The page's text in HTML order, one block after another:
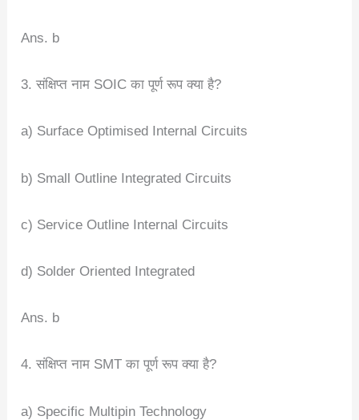
Ans. b
3. संक्षिप्त नाम SOIC का पूर्ण रूप क्या है?
a) Surface Optimised Internal Circuits
b) Small Outline Integrated Circuits
c) Service Outline Internal Circuits
d) Solder Oriented Integrated
Ans. b
4. संक्षिप्त नाम SMT का पूर्ण रूप क्या है?
a) Specific Multipin Technology